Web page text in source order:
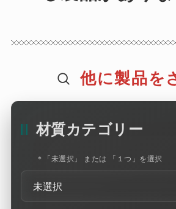
企業情報
お問い合わせ
他に製品を
材質カテゴリー
＊「未選択」 または 「１つ」を選択